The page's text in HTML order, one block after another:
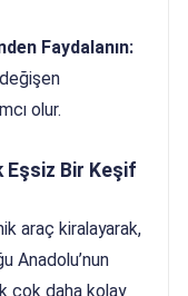
Faydalanın:
olur.
Eşsiz Bir Keşif
araç kiralayarak,
Anadolu’nun
çok daha kolay